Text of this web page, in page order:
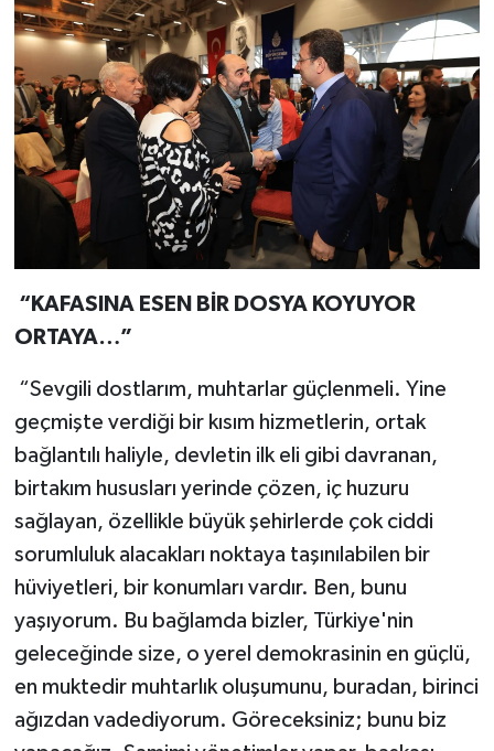
“KAFASINA ESEN BİR DOSYA KOYUYOR
ORTAYA…”
“Sevgili dostlarım, muhtarlar güçlenmeli. Yine
geçmişte verdiği bir kısım hizmetlerin, ortak
bağlantılı haliyle, devletin ilk eli gibi davranan,
birtakım hususları yerinde çözen, iç huzuru
sağlayan, özellikle büyük şehirlerde çok ciddi
sorumluluk alacakları noktaya taşınılabilen bir
hüviyetleri, bir konumları vardır. Ben, bunu
yaşıyorum. Bu bağlamda bizler, Türkiye'nin
geleceğinde size, o yerel demokrasinin en güçlü,
en muktedir muhtarlık oluşumunu, buradan, birinci
ağızdan vadediyorum. Göreceksiniz; bunu biz